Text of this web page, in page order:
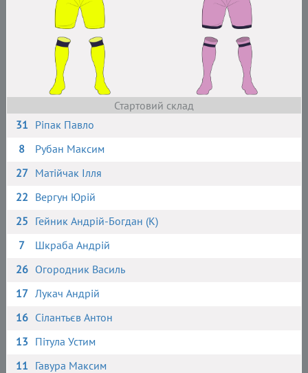
Стартовий склад
31 Ріпак Павло
8
Рубан Максим
27 Матійчак Ілля
22 Вергун Юрій
25 Гейник Андрій-Богдан (К)
7
Шкраба Андрій
26 Огородник Василь
17 Лукач Андрій
16 Сілантьєв Антон
13 Пітула Устим
11 Гавура Максим